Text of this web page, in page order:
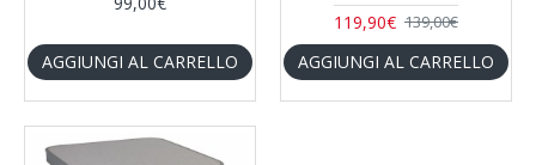
AGGIUNGI AL CARRELLO
119,90€ 139,00€
AGGIUNGI AL CARRELLO